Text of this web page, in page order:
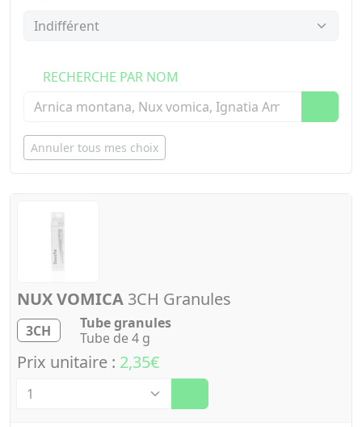
RECHERCHE PAR NOM
Annuler tous mes choix
NUX VOMICA 3CH Granules
3CH
Tube granules
Tube de 4 g
Prix unitaire : 2,35€